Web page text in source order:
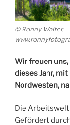
© Ronny Walter,
Wir freuen
dieses Jahr,
Nordwesten,
Die Arbeitswelt
Gefördert